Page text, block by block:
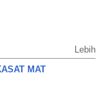
Lebih
MAT